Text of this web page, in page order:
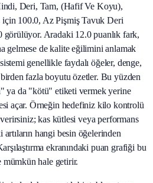
Deri, Tam, (Hafif Ve Koyu),
100.0, Az Pişmiş Tavuk Deri
Aradaki 12.0 puanlık fark,
gelmese de kalite eğilimini anlamak
genellikle faydalı öğeler, denge,
fazla boyutu özetler. Bu yüzden
ya da "kötü" etiketi vermek yerine
açar. Örneğin hedefiniz kilo kontrolü
kas kütlesi veya performans
artıların hangi besin öğelerinden
ekranındaki puan grafiği bu
mümkün hale getirir.